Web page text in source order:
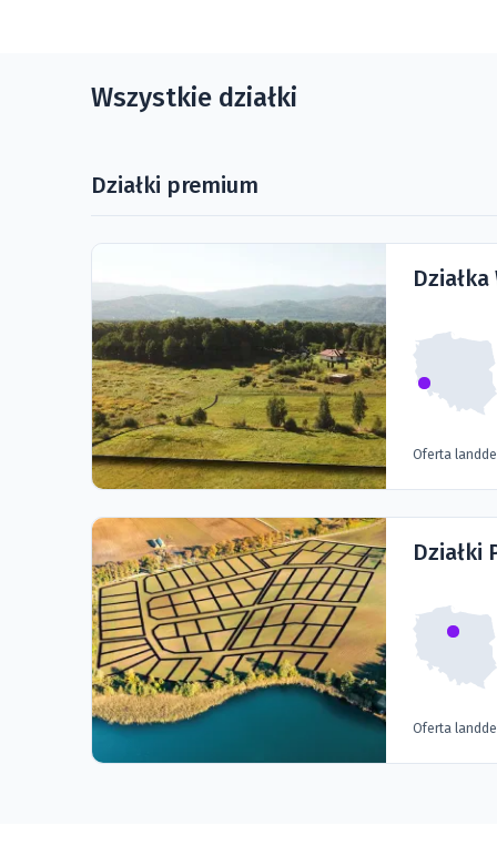
Wszystkie działki
Działki premium
Oferta
Działki
Oferta